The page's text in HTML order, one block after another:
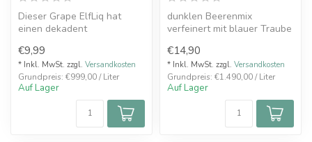
Dieser Grape ElfLiq hat
einen dekadent
Traubengeschmack mit
einem s...
€9,99
* Inkl. MwSt. zzgl. Versandkosten
Grundpreis: €999,00 / Liter
Auf Lager
dunklen Beerenmix
verfeinert mit blauer Traube
€14,90
* Inkl. MwSt. zzgl. Versandkosten
Grundpreis: €1.490,00 / Liter
Auf Lager